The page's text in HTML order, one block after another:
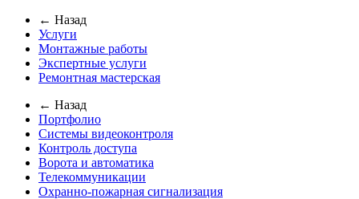
← Назад
Услуги
Монтажные работы
Экспертные услуги
Ремонтная мастерская
← Назад
Портфолио
Системы видеоконтроля
Контроль доступа
Ворота и автоматика
Телекоммуникации
Охранно-пожарная сигнализация